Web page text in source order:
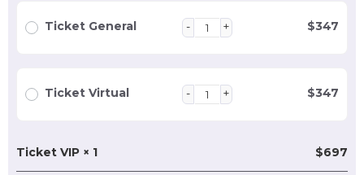
Ticket General $347
Ticket Virtual $347
Ticket VIP × 1 $697